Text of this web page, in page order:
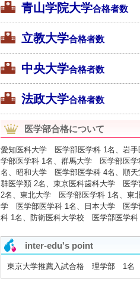
青山学院大学合格者数
立教大学合格者数
中央大学合格者数
法政大学合格者数
医学部合格について
愛知医科大学 医学部医学科 1名、岩
学部医学科 1名、群馬大学 医学部医
名、昭和大学 医学部医学科 4名、順
群医学類 2名、東京医科歯科大学 医
2名、東北大学 医学部医学科 1名、東
学 医学部医学科 1名、日本大学 医学
科 1名、防衛医科大学校 医学部医学
inter-edu's point
東京大学推薦入試合格 理学部 1名